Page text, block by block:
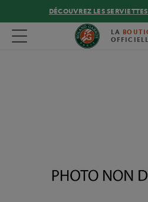
DÉCOUVREZ LES
Toggle navigation LA